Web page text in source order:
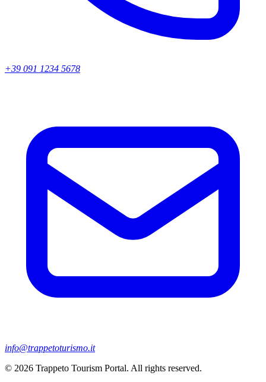
+39 091 1234 5678
info@trappetoturismo.it
© 2026 Trappeto Tourism Portal. All rights reserved.